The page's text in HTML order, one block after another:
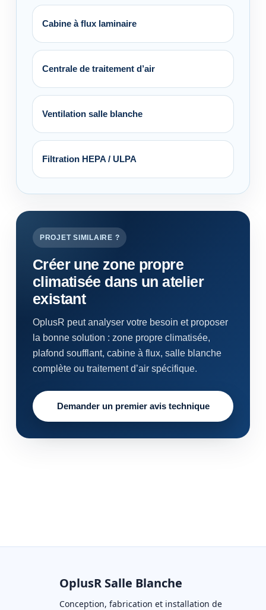
Cabine à flux laminaire
Centrale de traitement d’air
Ventilation salle blanche
Filtration HEPA / ULPA
PROJET SIMILAIRE ?
Créer une zone propre
climatisée dans un atelier
existant
OplusR peut analyser votre besoin et proposer
la bonne solution : zone propre climatisée,
plafond soufflant, cabine à flux, salle blanche
complète ou traitement d’air spécifique.
Demander un premier avis technique
OplusR Salle Blanche
Conception, fabrication et installation de